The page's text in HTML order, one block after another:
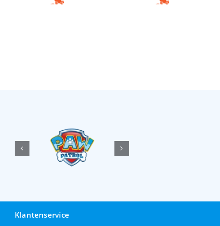
Klantenservice